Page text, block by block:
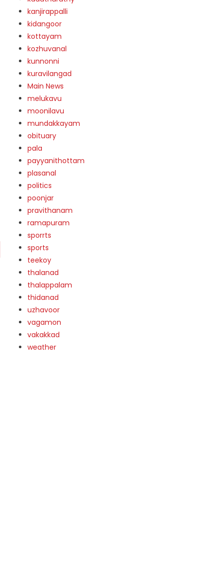
kanjirappalli
kidangoor
kottayam
kozhuvanal
kunnonni
kuravilangad
Main News
melukavu
moonilavu
mundakkayam
obituary
pala
payyanithottam
plasanal
politics
poonjar
pravithanam
ramapuram
sporrts
sports
teekoy
thalanad
thalappalam
thidanad
uzhavoor
vagamon
vakakkad
weather